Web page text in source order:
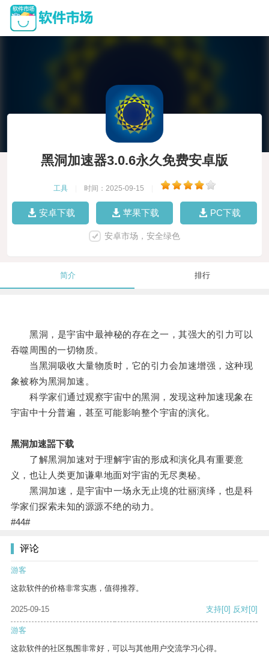
黑洞加速器3.0.6永久免费安卓版
工具 时间：2025-09-15
安卓下载 苹果下载 PC下载
安卓市场，安全绿色
简介 排行
黑洞，是宇宙中最神秘的存在之一，其强大的引力可以
吞噬周围的一切物质。
当黑洞吸收大量物质时，它的引力会加速增强，这种现
象被称为黑洞加速。
科学家们通过观察宇宙中的黑洞，发现这种加速现象在
宇宙中十分普遍，甚至可能影响整个宇宙的演化。
黑洞加速噐下载
了解黑洞加速对于理解宇宙的形成和演化具有重要意
义，也让人类更加谦卑地面对宇宙的无尽奥秘。
黑洞加速，是宇宙中一场永无止境的壮丽演绎，也是科
学家们探索未知的源源不绝的动力。
#44#
评论
游客
这款软件的价格非常实惠，值得推荐。
2025-09-15 支持[0] 反对[0]
游客
这款软件的社区氛围非常好，可以与其他用户交流学习心得。